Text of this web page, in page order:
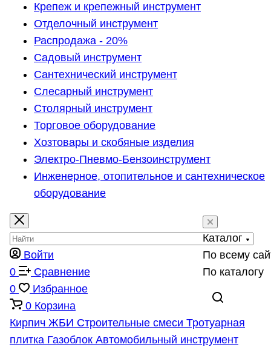
Крепеж и крепежный инструмент
Отделочный инструмент
Распродажа - 20%
Садовый инструмент
Сантехнический инструмент
Слесарный инструмент
Столярный инструмент
Торговое оборудование
Хозтовары и скобяные изделия
Электро-Пневмо-Бензоинструмент
Инженерное, отопительное и сантехническое
оборудование
Каталог
По всему
По каталогу
Войти
0
Сравнение
0
Избранное
0 Корзина
Кирпич ЖБИ Строительные смеси Тротуарная
плитка Газоблок Автомобильный инструмент